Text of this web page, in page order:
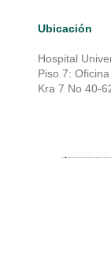
Ubicación
Hospital
Piso 7:
Kra 7 No 40-